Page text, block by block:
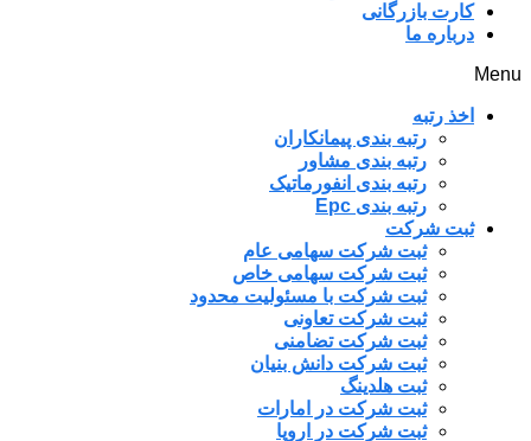
کارت بازرگانی
درباره ما
Menu
اخذ رتبه
رتبه بندی پیمانکاران
رتبه بندی مشاور
رتبه بندی انفورماتیک
رتبه بندی Epc
ثبت شرکت
ثبت شرکت سهامی عام
ثبت شرکت سهامی خاص
ثبت شرکت با مسئولیت محدود
ثبت شرکت تعاونی
ثبت شرکت تضامنی
ثبت شرکت دانش بنیان
ثبت هلدینگ
ثبت شرکت در امارات
ثبت شرکت در اروپا